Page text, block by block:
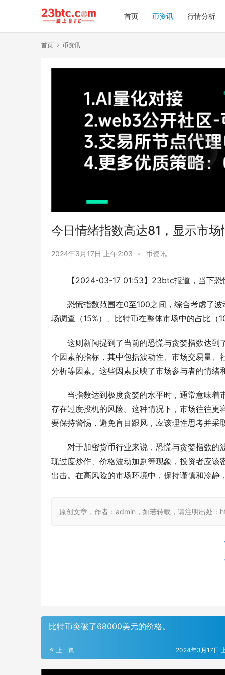
首页 币资讯 行情分析
首页 币资讯
今日情绪指数高达81，显示市
2024年3月17日 上午2:03 • 币资讯
【2024-03-17 01:53】23btc报道，当下
恐慌指数范围在0至100之间，综合考虑了
场调查（15%）、比特币在整体市场中的占比（
这则新闻提到了当前的恐慌与贪婪指数达
个因素的指标，其中包括波动性、市场交易量
分析等因素。这些因素反映了市场参与者的情
当指数达到极度贪婪的水平时，通常意味
存在过度投机的风险。这种情况下，市场往往
要保持警惕，避免盲目跟风，应该理性思考并
对于加密货币行业来说，恐慌与贪婪指数
现过度炒作、价格波动加剧等现象，投资者应
出击。在高风险的市场环境中，保持谨慎和冷
原创文章，作者：admin，如若转载，请注明出处
比特币突破了68000美元的价格。
上一篇 2024年3月17日